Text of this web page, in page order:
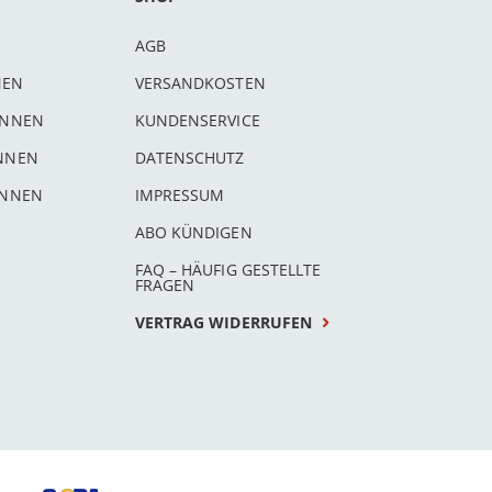
AGB
VERSANDKOSTEN
KUNDENSERVICE
DATENSCHUTZ
IMPRESSUM
ABO KÜNDIGEN
FAQ – HÄUFIG GESTELLTE
FRAGEN
VERTRAG WIDERRUFEN